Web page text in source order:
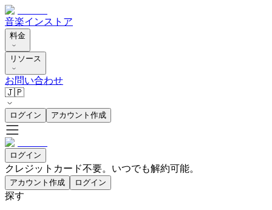
音楽インストア
料金
リソース
お問い合わせ
🇯🇵
ログイン アカウント作成
ログイン
クレジットカード不要。いつでも解約可能。
アカウント作成 ログイン
探す